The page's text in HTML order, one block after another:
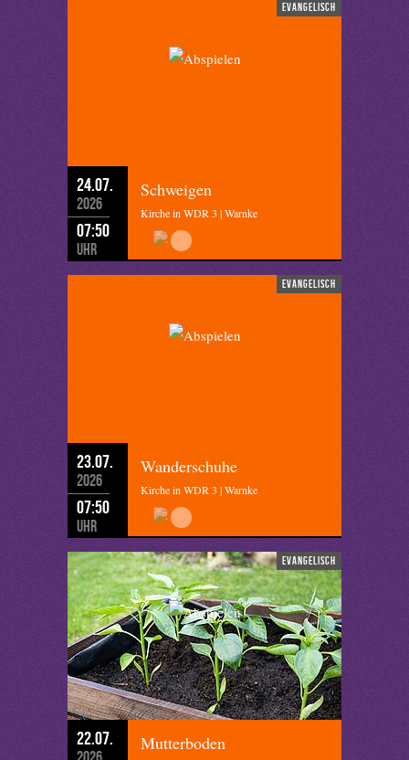
evangelisch
24.07.
2026
07:50
Uhr
Schweigen
Kirche in WDR 3 | Warnke
evangelisch
23.07.
2026
07:50
Uhr
Wanderschuhe
Kirche in WDR 3 | Warnke
evangelisch
22.07. Mutterboden